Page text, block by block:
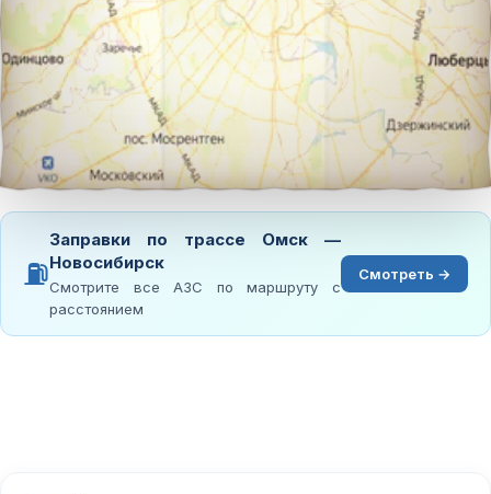
⛽
Заправки по трассе Омск —
Новосибирск
Смотрите все АЗС по маршруту с
расстоянием
Смотреть →